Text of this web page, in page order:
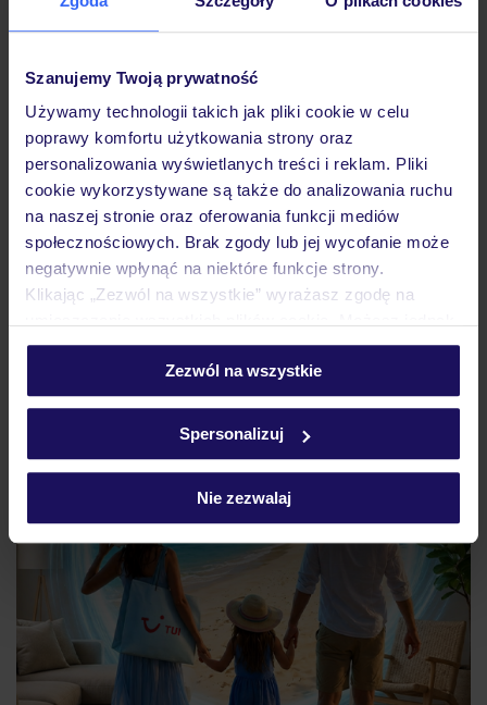
Szanujemy Twoją prywatność
Używamy technologii takich jak pliki cookie w celu
poprawy komfortu użytkowania strony oraz
personalizowania wyświetlanych treści i reklam. Pliki
cookie wykorzystywane są także do analizowania ruchu
na naszej stronie oraz oferowania funkcji mediów
społecznościowych. Brak zgody lub jej wycofanie może
negatywnie wpłynąć na niektóre funkcje strony.
Klikając „Zezwól na wszystkie” wyrażasz zgodę na
personalizować swój wybór wchodząc w zakładkę
Szczegółowe informacje o plikach cookie znajdziesz
polityce plików cookies oraz polityce prywatności
Zezwól na wszystkie
Spersonalizuj
Nie zezwalaj
życie o niezapomniane i niepowtarzalne
doświadczenia. Prywatnie jestem aktywną i
pomysłową mamą, która nie wyobraża sobie zimy
bez nart, a latem nie może żyć bez morza, jeziora
(kajaków, żagli, sup-a), długich spacerów i
zwiedzania w każdej postaci.